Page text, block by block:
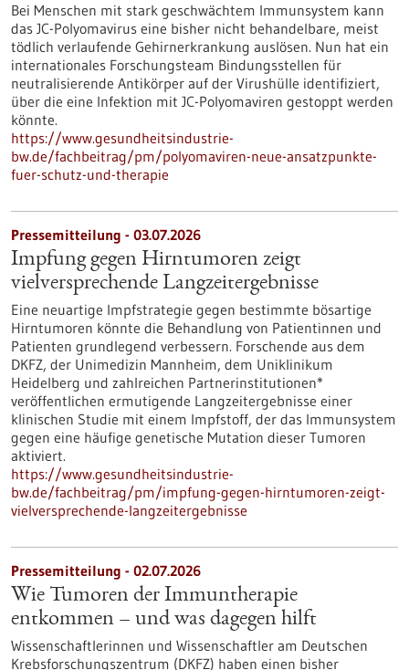
Bei Menschen mit stark geschwächtem Immunsystem kann
das JC-Polyomavirus eine bisher nicht behandelbare, meist
tödlich verlaufende Gehirnerkrankung auslösen. Nun hat ein
internationales Forschungsteam Bindungsstellen für
neutralisierende Antikörper auf der Virushülle identifiziert,
über die eine Infektion mit JC-Polyomaviren gestoppt werden
könnte.
https://www.gesundheitsindustrie-
bw.de/fachbeitrag/pm/polyomaviren-neue-ansatzpunkte-
fuer-schutz-und-therapie
Pressemitteilung - 03.07.2026
Impfung gegen Hirntumoren zeigt
vielversprechende Langzeitergebnisse
Eine neuartige Impfstrategie gegen bestimmte bösartige
Hirntumoren könnte die Behandlung von Patientinnen und
Patienten grundlegend verbessern. Forschende aus dem
DKFZ, der Unimedizin Mannheim, dem Uniklinikum
Heidelberg und zahlreichen Partnerinstitutionen*
veröffentlichen ermutigende Langzeitergebnisse einer
klinischen Studie mit einem Impfstoff, der das Immunsystem
gegen eine häufige genetische Mutation dieser Tumoren
aktiviert.
https://www.gesundheitsindustrie-
bw.de/fachbeitrag/pm/impfung-gegen-hirntumoren-zeigt-
vielversprechende-langzeitergebnisse
Pressemitteilung - 02.07.2026
Wie Tumoren der Immuntherapie
entkommen – und was dagegen hilft
Wissenschaftlerinnen und Wissenschaftler am Deutschen
Krebsforschungszentrum (DKFZ) haben einen bisher